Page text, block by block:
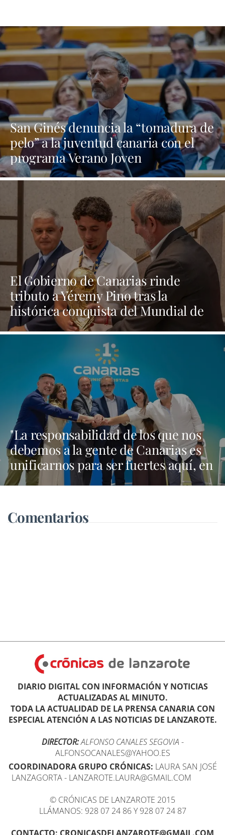
San Ginés denuncia la “tomadura de
pelo” a la juventud canaria con el
programa Verano Joven
El Gobierno de Canarias rinde
tributo a Yéremy Pino tras la
histórica conquista del Mundial de
Fútbol
"La responsabilidad de los que nos
debemos a la gente de Canarias es
unificarnos para ser fuertes aquí, en
Madrid y en Bruselas"
Comentarios
DIARIO DIGITAL CON INFORMACIÓN Y NOTICIAS
ACTUALIZADAS AL MINUTO.
TODA LA ACTUALIDAD DE LA PRENSA CANARIA CON
ESPECIAL ATENCIÓN A LAS NOTICIAS DE LANZAROTE.
DIRECTOR:ALFONSO CANALES SEGOVIA -
ALFONSOCANALES@YAHOO.ES
COORDINADORA GRUPO CRÓNICAS: LAURA SAN JOSÉ
LANZAGORTA - LANZAROTE.LAURA@GMAIL.COM
© CRÓNICAS DE LANZAROTE 2015
LLÁMANOS: 928 07 24 86 Y 928 07 24 87